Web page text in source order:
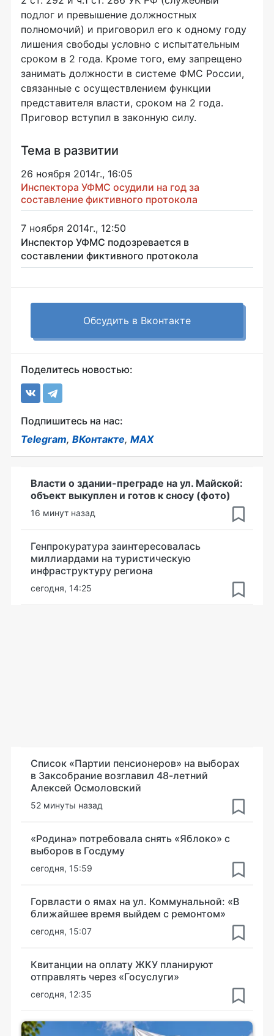
подлог и превышение должностных
полномочий) и приговорил его к одному году
лишения свободы условно с испытательным
сроком в 2 года. Кроме того, ему запрещено
занимать должности в системе ФМС России,
связанные с осуществлением функции
представителя власти, сроком на 2 года.
Приговор вступил в законную силу.
Тема в развитии
26 ноября 2014г., 16:05
Инспектора УФМС осудили на год за
составление фиктивного протокола
7 ноября 2014г., 12:50
Инспектор УФМС подозревается в
составлении фиктивного протокола
Обсудить в Вконтакте
Поделитесь новостью:
Подпишитесь на нас:
Telegram, ВКонтакте, MAX
Власти о здании-преграде на ул. Майской:
объект выкуплен и готов к сносу (фото)
16 минут назад
Генпрокуратура заинтересовалась
миллиардами на туристическую
инфраструктуру региона
сегодня, 14:25
Список «Партии пенсионеров» на выборах
в Заксобрание возглавил 48-летний
Алексей Осмоловский
52 минуты назад
«Родина» потребовала снять «Яблоко» с
выборов в Госдуму
сегодня, 15:59
Горвласти о ямах на ул. Коммунальной: «В
ближайшее время выйдем с ремонтом»
сегодня, 15:07
Квитанции на оплату ЖКУ планируют
отправлять через «Госуслуги»
сегодня, 12:35